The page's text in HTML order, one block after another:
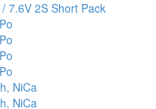
7.6V 2S Short Pack
NiCa
NiCa